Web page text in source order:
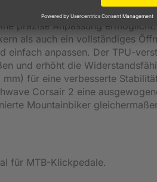
präzise Anpassung ermöglicht.
als auch ein vollständiges
einfach anpassen. Der TPU-
und erhöht die
für eine verbesserte
Corsair 2 eine
Mountainbiker
für MTB-Klickpedale.